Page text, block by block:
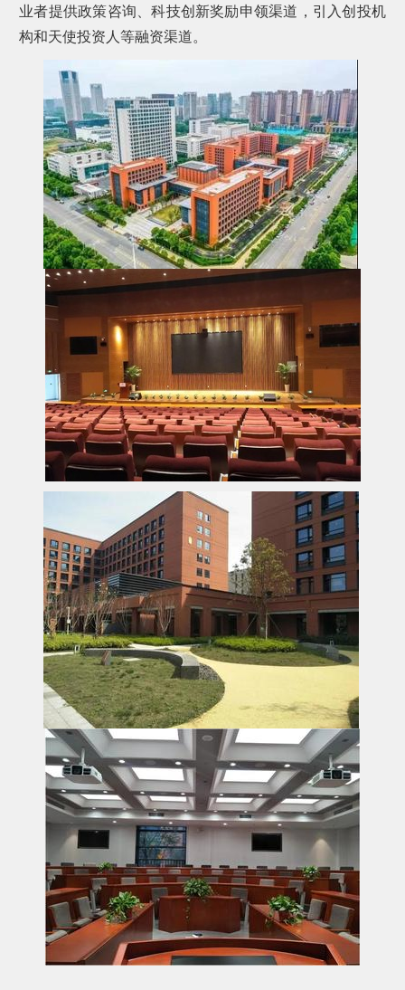
业者提供政策咨询、科技创新奖励申领渠道，引入创投机
构和天使投资人等融资渠道。